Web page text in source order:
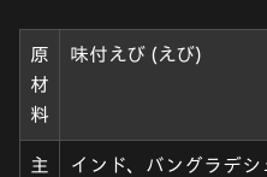
原
材
料
味付えび (えび)
主
インド、バングラデ